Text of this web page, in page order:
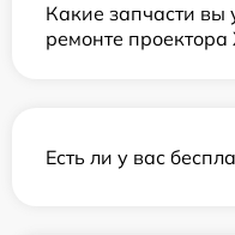
Какие запчасти вы
ремонте проектора
Есть ли у вас